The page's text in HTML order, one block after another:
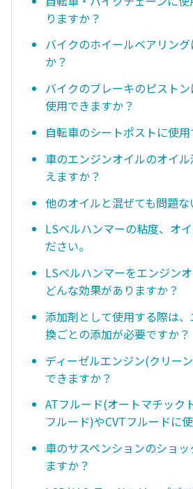
りますか？
バイクのホイールベアリン
か？
バイクのブレーキのピスト
使用できますか？
自転車のシートポストに使
車のエンジンオイルのオイ
えますか？
他のオイルと混ぜても問題な
LSベルハンマーの粘度、オ
ださい。
LSベルハンマーをエンジン
どんな効果がありますか？
添加剤として使用する際は
換ごとの添加が必要ですか？
ディーゼルエンジン(クリー
できますか？
ATフルード(オートマチック
フルード)やCVTフルードに
車のサスペンションのショ
ますか？